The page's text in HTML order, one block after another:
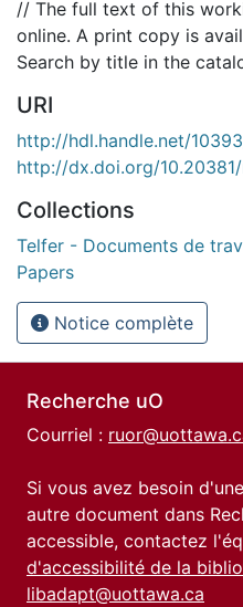
// The full text of this
online. A print copy is
Search by title in the
URI
http://hdl.handle.net/
http://dx.doi.org/
Collections
Telfer - Documents de
Papers
Notice complète
Recherche uO
Courriel :
Si vous avez besoin
autre document dans
accessible, contactez
d'accessibilité de la
libadapt@uottawa.ca